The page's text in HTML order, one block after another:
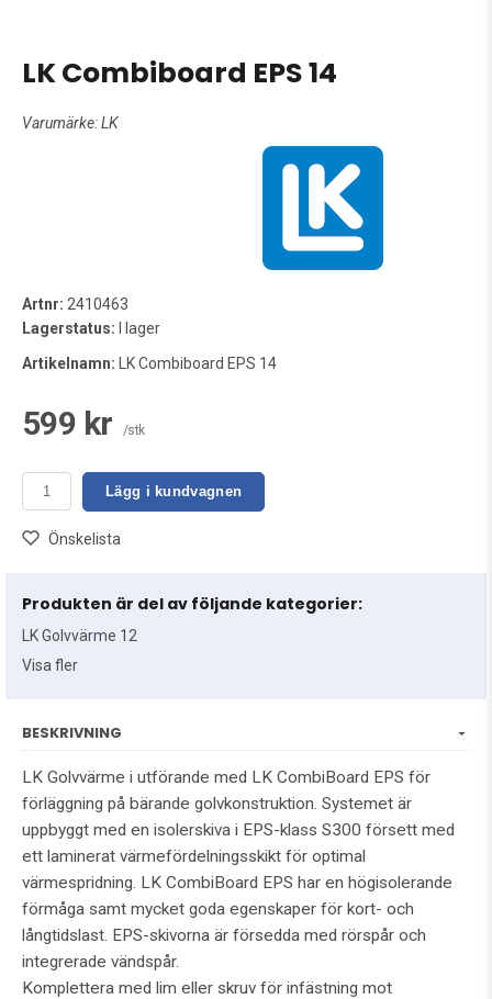
LK Combiboard EPS 14
Varumärke:LK
Artnr: 2410463
Lagerstatus: I lager
Artikelnamn: LK Combiboard EPS 14
599 kr /stk
Lägg i kundvagnen
Önskelista
Produkten är del av följande kategorier:
LK Golvvärme 12
Visa fler
BESKRIVNING
LK Golvvärme i utförande med LK CombiBoard EPS för
förläggning på bärande golvkonstruktion. Systemet är
uppbyggt med en isolerskiva i EPS-klass S300 försett med
ett laminerat värmefördelningsskikt för optimal
värmespridning. LK CombiBoard EPS har en högisolerande
förmåga samt mycket goda egenskaper för kort- och
långtidslast. EPS-skivorna är försedda med rörspår och
integrerade vändspår.
Komplettera med lim eller skruv för infästning mot